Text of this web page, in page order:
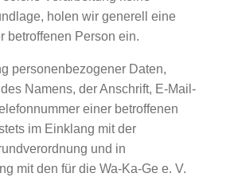
holen wir generell eine
betroffenen Person ein.
personenbezogener Daten,
Namens, der Anschrift, E-Mail-
einer betroffenen
im Einklang mit der
und in
mit den für die Wa-Ka-Ge e. V.